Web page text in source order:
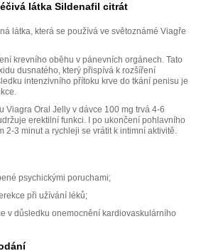
látka Sildenafil citrát
látka, která se používá ve světoznámé Viagře
krevního oběhu v pánevních orgánech. Tato
dusnatého, který přispívá k rozšíření
intenzivního přítoku krve do tkání penisu je
Viagra Oral Jelly v dávce 100 mg trvá 4-6
erektilní funkci. I po ukončení pohlavního
2-3 minut a rychleji se vrátit k intimní aktivitě.
psychickými poruchami;
při užívání léků;
v důsledku onemocnění kardiovaskulárního